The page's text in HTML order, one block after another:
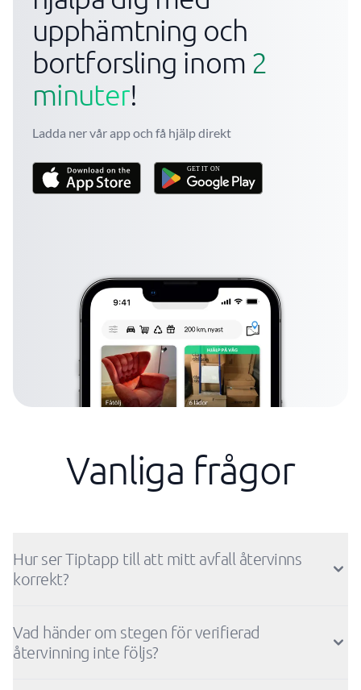
upphämtning och
bortforsling inom 2
minuter!
Ladda ner vår app och få hjälp direkt
Vanliga frågor
Hur ser Tiptapp till att mitt avfall återvinns
korrekt?
Vad händer om stegen för verifierad
återvinning inte följs?